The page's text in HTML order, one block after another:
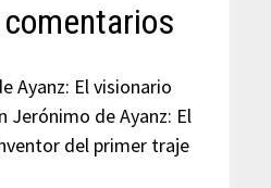
Ayanz: El visionario
Jerónimo de Ayanz: El
del primer traje